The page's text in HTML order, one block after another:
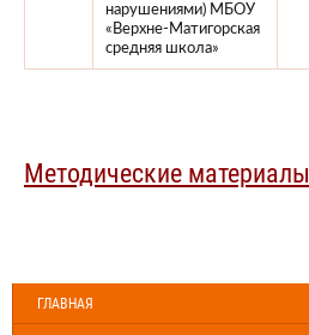
нарушениями) МБОУ
«Верхне-Матигорская
средняя школа»
Методические материалы
ГЛАВНАЯ